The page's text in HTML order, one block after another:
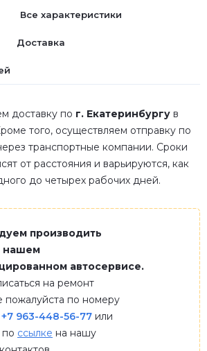
Все характеристики
Доставка
доставку по г. Екатеринбургу в
того, осуществляем отправку по
транспортные компании. Сроки
от расстояния и варьируются, как
до четырех рабочих дней.
производить
нашем
автосервисе.
на ремонт
пожалуйста по номеру
+7 963-448-56-77 или
ссылке на нашу